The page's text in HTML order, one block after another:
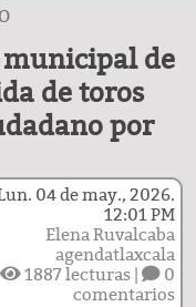
de
de toros
por
04 de may., 2026.
12:01 PM
Elena Ruvalcaba
agendatlaxcala
1887lecturas |
0
comentarios